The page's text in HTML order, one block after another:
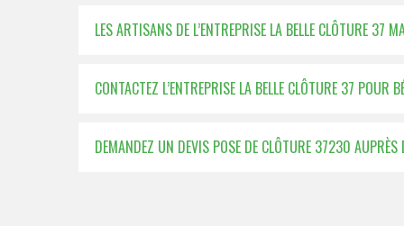
LES ARTISANS DE L’ENTREPRISE LA BELLE CLÔTURE 37
CONTACTEZ L’ENTREPRISE LA BELLE CLÔTURE 37 POUR
DEMANDEZ UN DEVIS POSE DE CLÔTURE 37230 AUPRÈS